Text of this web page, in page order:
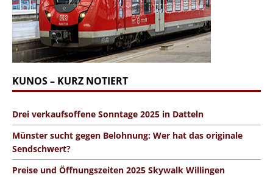
KUNOS – KURZ NOTIERT
Drei verkaufsoffene Sonntage 2025 in Datteln
Münster sucht gegen Belohnung: Wer hat das originale
Sendschwert?
Preise und Öffnungszeiten 2025 Skywalk Willingen